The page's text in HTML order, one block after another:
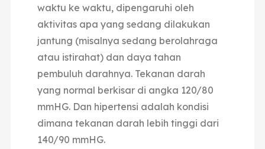
waktu ke waktu, dipengaruhi oleh
aktivitas apa yang sedang dilakukan
jantung (misalnya sedang berolahraga
atau istirahat) dan daya tahan
pembuluh darahnya. Tekanan darah
yang normal berkisar di angka 120/80
mmHG. Dan hipertensi adalah kondisi
dimana tekanan darah lebih tinggi dari
140/90 mmHG.